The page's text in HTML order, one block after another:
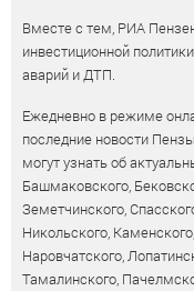
Вместе с тем, РИА
инвестиционной
аварий и ДТП.
Ежедневно в режиме
последние новости
могут узнать об
Башмаковского,
Земетчинского,
Никольского,
Наровчатского,
Тамалинского,